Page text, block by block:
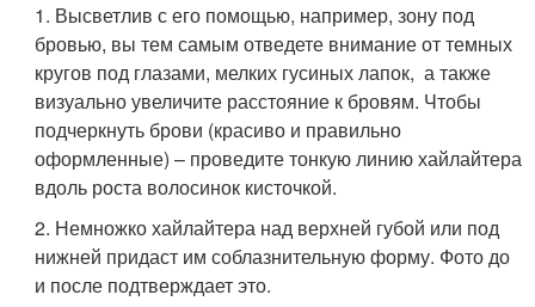
1. Высветлив с его помощью, например, зону под
бровью, вы тем самым отведете внимание от темных
кругов под глазами, мелких гусиных лапок, а также
визуально увеличите расстояние к бровям. Чтобы
подчеркнуть брови (красиво и правильно
оформленные) – проведите тонкую линию хайлайтера
вдоль роста волосинок кисточкой.
2. Немножко хайлайтера над верхней губой или под
нижней придаст им соблазнительную форму. Фото до
и после подтверждает это.